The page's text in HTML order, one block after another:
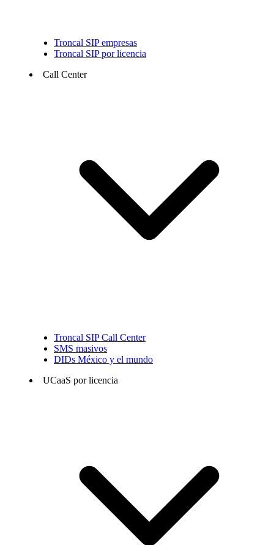
Troncal SIP empresas
Troncal SIP por licencia
Call Center
Troncal SIP Call Center
SMS masivos
DIDs México y el mundo
UCaaS por licencia